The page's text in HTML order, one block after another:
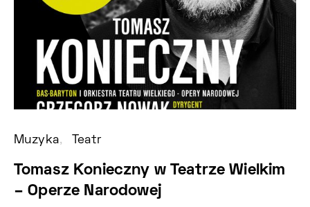
Muzyka Teatr
Tomasz Konieczny w Teatrze Wielkim
– Operze Narodowej